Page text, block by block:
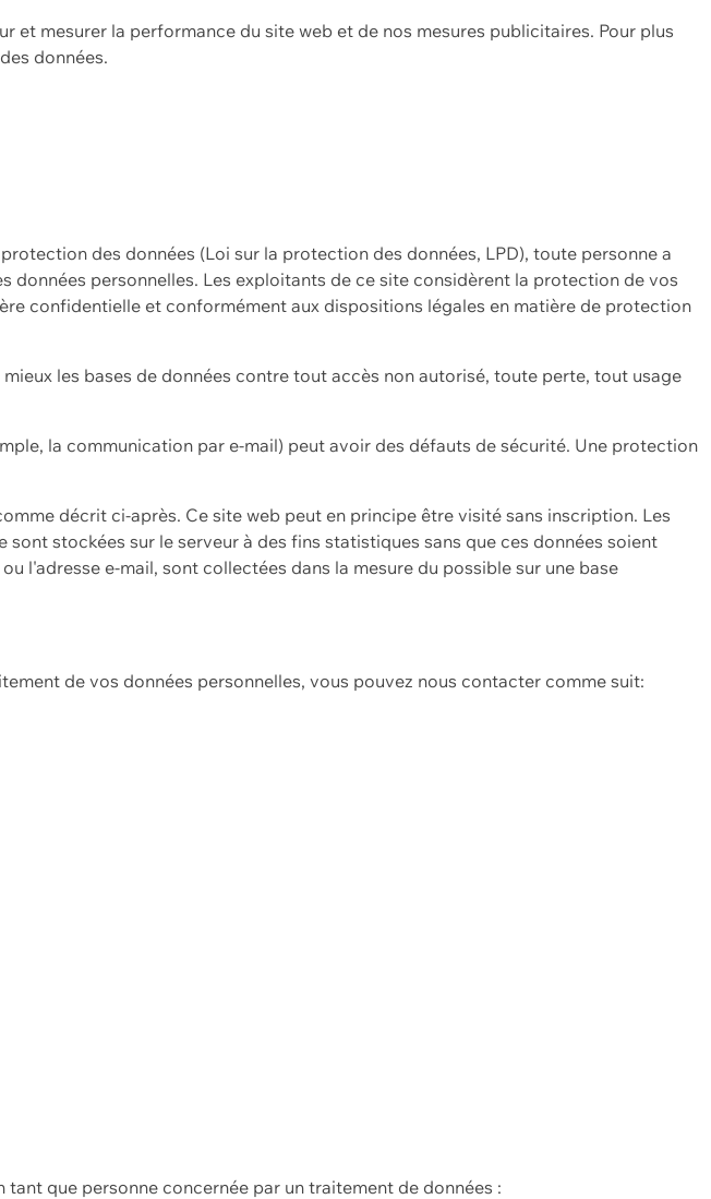
mesurer la performance du site web et de nos mesures publicitaires. Pour plus
données.
des données (Loi sur la protection des données, LPD), toute personne a
personnelles. Les exploitants de ce site considèrent la protection de vos
confidentielle et conformément aux dispositions légales en matière de protection
les bases de données contre tout accès non autorisé, toute perte, tout usage
la communication par e-mail) peut avoir des défauts de sécurité. Une protection
décrit ci-après. Ce site web peut en principe être visité sans inscription. Les
stockées sur le serveur à des fins statistiques sans que ces données soient
l'adresse e-mail, sont collectées dans la mesure du possible sur une base
de vos données personnelles, vous pouvez nous contacter comme suit:
que personne concernée par un traitement de données :